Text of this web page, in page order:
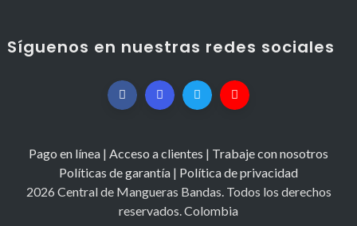
Síguenos en nuestras redes sociales
Pago en línea | Acceso a clientes | Trabaje con nosotros
Políticas de garantía | Política de privacidad
2026 Central de Mangueras Bandas. Todos los derechos
reservados. Colombia